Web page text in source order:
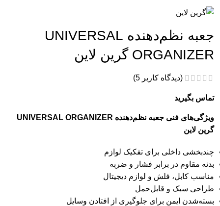
جعبه نظم‌دهنده UNIVERSAL
ORGANIZER گرین لاین
(دیدگاه کاربر 5
)
تماس بگیرید
ویژگی‌های فنی جعبه نظم‌دهنده UNIVERSAL ORGANIZER
گرین لاین
چندبخشی داخلی برای تفکیک لوازم
بدنه مقاوم در برابر فشار و ضربه
مناسب کابل، فلش و لوازم دیجیتال
طراحی سبک و قابل‌حمل
بسته‌شدن ایمن برای جلوگیری از افتادن وسایل